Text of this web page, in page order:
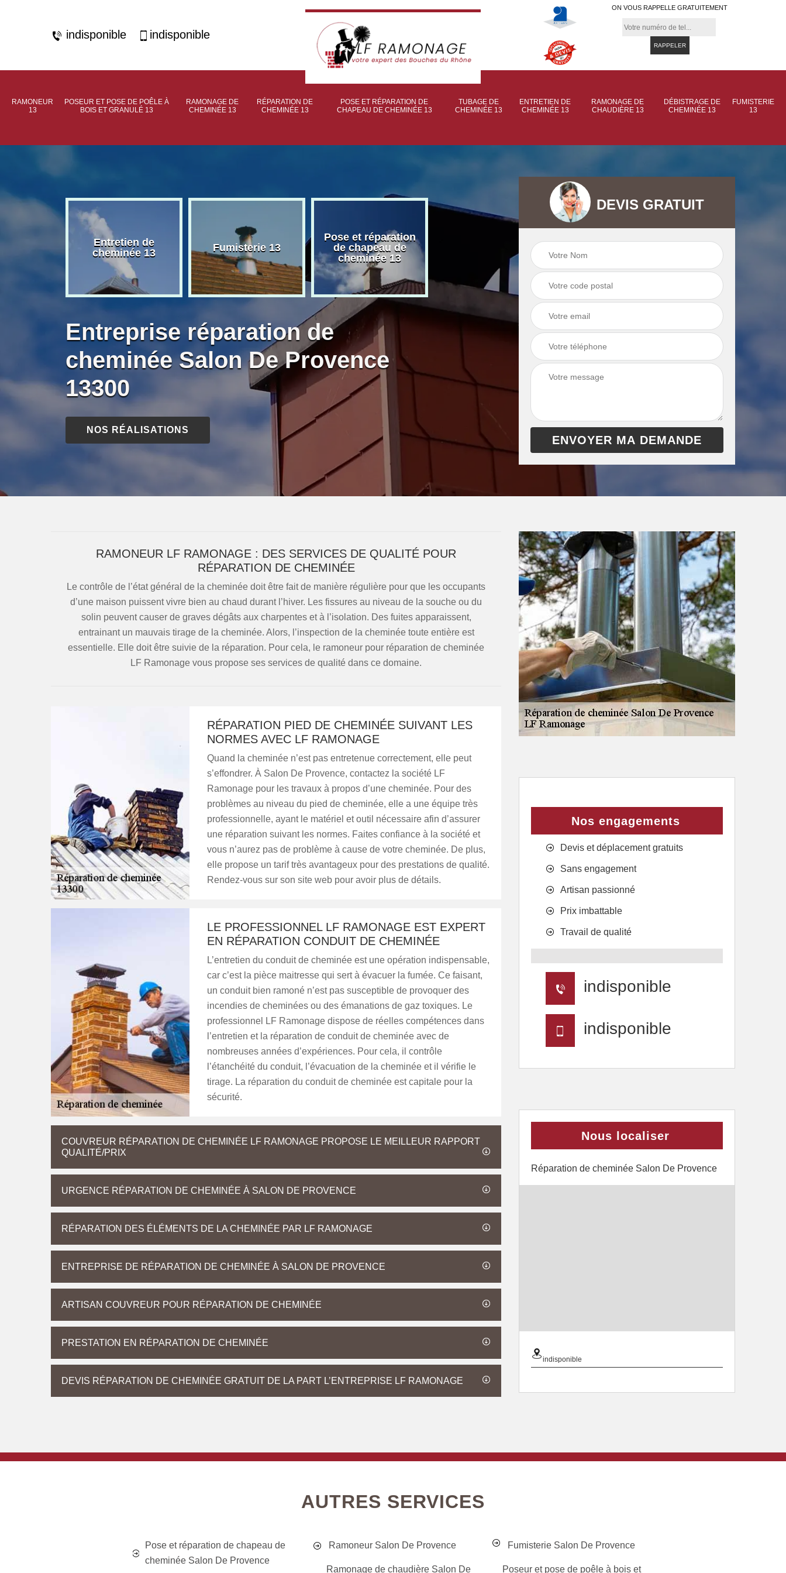
indisponible indisponible
ON VOUS RAPPELLE GRATUITEMENT
RAMONEUR
13
POSEUR ET POSE DE POÊLE À
BOIS ET GRANULÉ 13
RAMONAGE DE
CHEMINÉE 13
RÉPARATION DE
CHEMINÉE 13
POSE ET RÉPARATION DE
CHAPEAU DE CHEMINÉE 13
TUBAGE DE
CHEMINÉE 13
ENTRETIEN DE
CHEMINÉE 13
RAMONAGE DE
CHAUDIÈRE 13
DÉBISTRAGE DE
CHEMINÉE 13
FUMISTERIE
13
Entretien de
cheminée 13
Fumisterie 13
Pose et réparation
de chapeau de
cheminée 13
granulé 13
Ramonage de
chaudière 13
Ramonage de
cheminée 13
Entreprise réparation de
cheminée Salon De Provence
13300
NOS RÉALISATIONS
DEVIS GRATUIT
RAMONEUR LF RAMONAGE : DES SERVICES DE QUALITÉ POUR
RÉPARATION DE CHEMINÉE
Le contrôle de l’état général de la cheminée doit être fait de manière régulière pour que les occupants
d’une maison puissent vivre bien au chaud durant l’hiver. Les fissures au niveau de la souche ou du
solin peuvent causer de graves dégâts aux charpentes et à l’isolation. Des fuites apparaissent,
entrainant un mauvais tirage de la cheminée. Alors, l’inspection de la cheminée toute entière est
essentielle. Elle doit être suivie de la réparation. Pour cela, le ramoneur pour réparation de cheminée
LF Ramonage vous propose ses services de qualité dans ce domaine.
RÉPARATION PIED DE CHEMINÉE SUIVANT LES
NORMES AVEC LF RAMONAGE
Quand la cheminée n’est pas entretenue correctement, elle peut
s’effondrer. À Salon De Provence, contactez la société LF
Ramonage pour les travaux à propos d’une cheminée. Pour des
problèmes au niveau du pied de cheminée, elle a une équipe très
professionnelle, ayant le matériel et outil nécessaire afin d’assurer
une réparation suivant les normes. Faites confiance à la société et
vous n’aurez pas de problème à cause de votre cheminée. De plus,
elle propose un tarif très avantageux pour des prestations de qualité.
Rendez-vous sur son site web pour avoir plus de détails.
LE PROFESSIONNEL LF RAMONAGE EST EXPERT
EN RÉPARATION CONDUIT DE CHEMINÉE
L’entretien du conduit de cheminée est une opération indispensable,
car c’est la pièce maitresse qui sert à évacuer la fumée. Ce faisant,
un conduit bien ramoné n’est pas susceptible de provoquer des
incendies de cheminées ou des émanations de gaz toxiques. Le
professionnel LF Ramonage dispose de réelles compétences dans
l’entretien et la réparation de conduit de cheminée avec de
nombreuses années d’expériences. Pour cela, il contrôle
l’étanchéité du conduit, l’évacuation de la cheminée et il vérifie le
tirage. La réparation du conduit de cheminée est capitale pour la
sécurité.
COUVREUR RÉPARATION DE CHEMINÉE LF RAMONAGE PROPOSE LE MEILLEUR RAPPORT
QUALITÉ/PRIX
URGENCE RÉPARATION DE CHEMINÉE À SALON DE PROVENCE
RÉPARATION DES ÉLÉMENTS DE LA CHEMINÉE PAR LF RAMONAGE
ENTREPRISE DE RÉPARATION DE CHEMINÉE À SALON DE PROVENCE
ARTISAN COUVREUR POUR RÉPARATION DE CHEMINÉE
PRESTATION EN RÉPARATION DE CHEMINÉE
DEVIS RÉPARATION DE CHEMINÉE GRATUIT DE LA PART L’ENTREPRISE LF RAMONAGE
Nos engagements
Devis et déplacement gratuits
Sans engagement
Artisan passionné
Prix imbattable
Travail de qualité
indisponible
indisponible
Nous localiser
Réparation de cheminée Salon De Provence
indisponible
AUTRES SERVICES
Pose et réparation de chapeau de
cheminée Salon De Provence
Ramoneur Salon De Provence
Ramonage de chaudière Salon De
Fumisterie Salon De Provence
Poseur et pose de poêle à bois et